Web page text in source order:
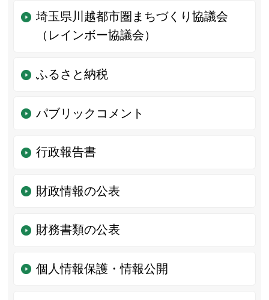
埼玉県川越都市圏まちづくり協議会
（レインボー協議会）
ふるさと納税
パブリックコメント
行政報告書
財政情報の公表
財務書類の公表
個人情報保護・情報公開